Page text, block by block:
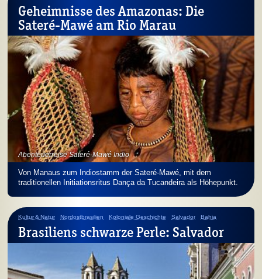
Geheimnisse des Amazonas: Die
Sateré-Mawé am Rio Marau
Abenteuerreise Sateré-Mawé Indio
Von Manaus zum Indiostamm der Sateré-Mawé, mit dem
traditionellen Initiationsritus Dança da Tucandeira als Höhepunkt.
Kultur & Natur Nordostbrasilien Koloniale Geschichte Salvador Bahia
Brasiliens schwarze Perle: Salvador